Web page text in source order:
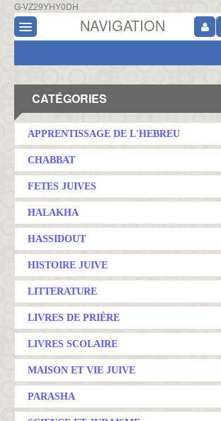
G-VZ29YHY0DH
NAVIGATION
CATÉGORIES
APPRENTISSAGE DE L'HEBREU
CHABBAT
FETES JUIVES
HALAKHA
HASSIDOUT
HISTOIRE JUIVE
LITTERATURE
LIVRES DE PRIÈRE
LIVRES SCOLAIRE
MAISON ET VIE JUIVE
PARASHA